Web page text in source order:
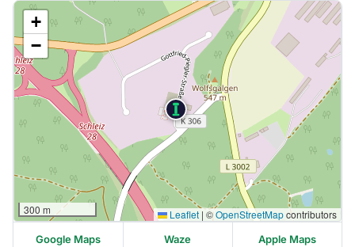
+
−
300 m Leaflet | ©OpenStreetMapcontributors
Google Maps Waze Apple Maps